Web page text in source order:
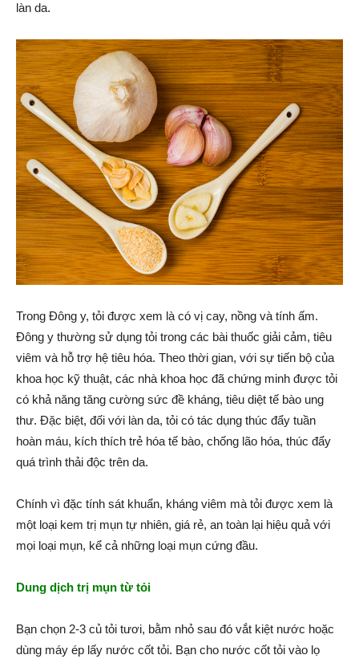
làn da.
Trong Đông y, tỏi được xem là có vị cay, nồng và tính ấm.
Đông y thường sử dụng tỏi trong các bài thuốc giải cảm, tiêu
viêm và hỗ trợ hệ tiêu hóa. Theo thời gian, với sự tiến bộ của
khoa học kỹ thuật, các nhà khoa học đã chứng minh được tỏi
có khả năng tăng cường sức đề kháng, tiêu diệt tế bào ung
thư. Đặc biệt, đối với làn da, tỏi có tác dụng thúc đẩy tuần
hoàn máu, kích thích trẻ hóa tế bào, chống lão hóa, thúc đẩy
quá trình thải độc trên da.
Chính vì đặc tính sát khuẩn, kháng viêm mà tỏi được xem là
một loại kem trị mụn tự nhiên, giá rẻ, an toàn lại hiệu quả với
mọi loại mụn, kể cả những loại mụn cứng đầu.
Dung dịch trị mụn từ tỏi
Bạn chọn 2-3 củ tỏi tươi, bằm nhỏ sau đó vắt kiệt nước hoặc
dùng máy ép lấy nước cốt tỏi. Bạn cho nước cốt tỏi vào lọ